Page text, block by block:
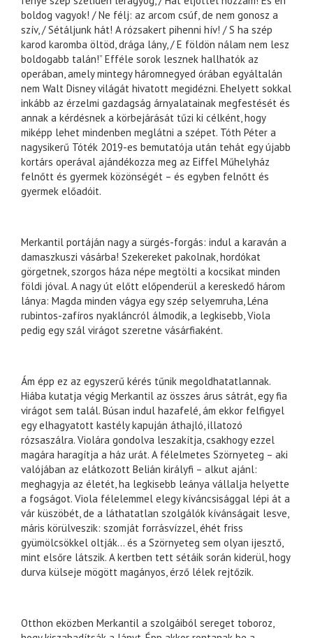
boldog vagyok! / Ne félj: az arcom csúf, de nem gonosz a
szív, / Sétáljunk hát! A rózsakert pihenni hív! / S ha szép
karod karomba öltöd, drága lány, / E földön nálam nem lesz
boldogabb talán!” Efféle sorok lesznek hallhatók az
operában, amely mintegy háromnegyed órában egyáltalán
nem Walt Disney világát hivatott megidézni. Ehelyett sokkal
inkább az érzelmi gazdagság árnyalatainak megfestését és
annak a kérdésnek a körbejárását tűzi ki célként, hogy
miképp lehet mindenben meglátni a szépet. Tóth Péter a
nagysikerű Tóték 2019-es bemutatója után tehát egy újabb
kortárs operával ajándékozza meg az Eiffel Műhelyház
felnőtt és gyermek közönségét – és egyben felnőtt és
gyermek előadóit.
Merkantil portáján nagy a sürgés-forgás: indul a karaván a
damaszkuszi vásárba! Szekereket pakolnak, hordókat
görgetnek, szorgos háza népe megtölti a kocsikat minden
földi jóval. A nagy út előtt előpenderül a kereskedő három
lánya: Magda minden vágya egy szép selyemruha, Léna
rubintos-zafíros nyakláncról álmodik, a legkisebb, Viola
pedig egy szál virágot szeretne vásárfiaként.
Ám épp ez az egyszerű kérés tűnik megoldhatatlannak.
Hiába kutatja végig Merkantil az összes árus sátrát, egy fia
virágot sem talál. Búsan indul hazafelé, ám ekkor felfigyel
egy elhagyatott kastély kapuján áthajló, illatozó
rózsaszálra. Violára gondolva leszakítja, csakhogy ezzel
magára haragítja a ház urát. A félelmetes Szörnyeteg – aki
valójában az elátkozott Belián királyfi – alkut ajánl:
meghagyja az életét, ha legkisebb leánya vállalja helyette
a fogságot. Viola félelemmel elegy kíváncsisággal lépi át a
vár küszöbét, de a láthatatlan szolgálók kívánságait lesve,
máris körülveszik: szomját forrásvízzel, éhét friss
gyümölcsökkel oltják… és a Szörnyeteg sem olyan ijesztő,
mint elsőre látszik. A kertben tett sétáik során kiderül, hogy
durva külseje mögött magányos, érző lélek rejtőzik.
Otthon eközben Merkantil a szolgáiból sereget toboroz,